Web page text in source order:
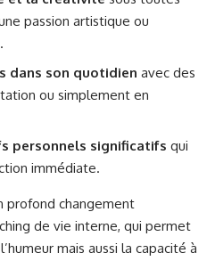
passion artistique ou
dans son quotidien avec des
ou simplement en
personnels significatifs qui
immédiate.
profond changement
de vie interne, qui permet
mais aussi la capacité à